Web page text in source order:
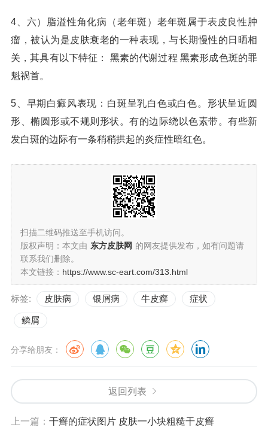
4、六）脂溢性角化病（老年斑）老年斑属于表皮良性肿
瘤，被认为是皮肤衰老的一种表现，与长期慢性的日晒相
关，其具有以下特征： 黑素的代谢过程 黑素形成色斑的罪
魁祸首。
5、早期白癜风表现：白斑呈乳白色或白色。形状呈近圆
形、椭圆形或不规则形状。有的边际绕以色素带。有些新
发白斑的边际有一条稍稍拱起的炎症性暗红色。
扫描二维码推送至手机访问。
版权声明：本文由 东方皮肤网 的网友提供发布，如有问题请
联系我们删除。
本文链接： https://www.sc-eart.com/313.html
标签: 皮肤病 银屑病 牛皮癣 症状
鳞屑
分享给朋友：
返回列表
上一篇： 干癣的症状图片 皮肤一小块粗糙干皮癣